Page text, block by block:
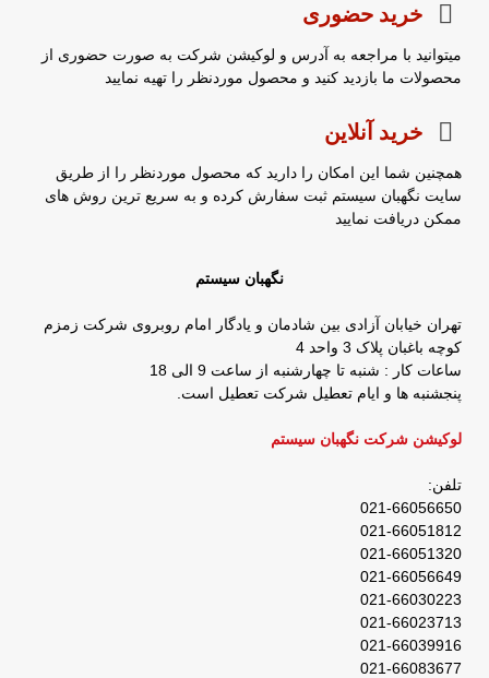
خرید حضوری
میتوانید با مراجعه به آدرس و لوکیشن شرکت به صورت حضوری از
محصولات ما بازدید کنید و محصول موردنظر را تهیه نمایید
خرید آنلاین
همچنین شما این امکان را دارید که محصول موردنظر را از طریق
سایت نگهبان سیستم ثبت سفارش کرده و به سریع ترین روش های
ممکن دریافت نمایید
نگهبان سیستم
تهران خیابان آزادی بین شادمان و یادگار امام روبروی شرکت زمزم
کوچه باغبان پلاک 3 واحد 4
ساعات کار : شنبه تا چهارشنبه از ساعت 9 الی 18
پنجشنبه ها و ایام تعطیل شرکت تعطیل است.
لوکیشن شرکت نگهبان سیستم
تلفن:
021-66056650
021-66051812
021-66051320
021-66056649
021-66030223
021-66023713
021-66039916
021-66083677